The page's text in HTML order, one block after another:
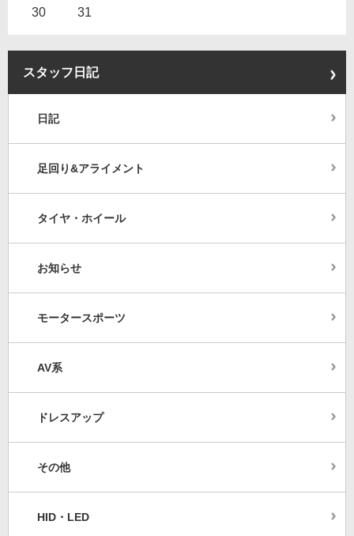
30 31
スタッフ日記
日記
足回り&アライメント
タイヤ・ホイール
お知らせ
モータースポーツ
AV系
ドレスアップ
その他
HID・LED